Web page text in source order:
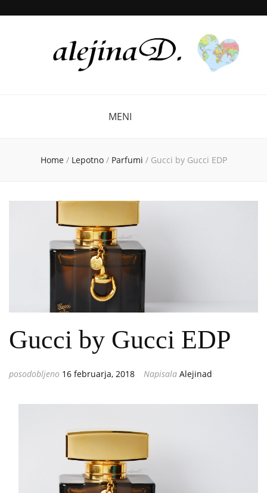
MENI
Home / Lepotno / Parfumi / Gucci by Gucci EDP
Gucci by Gucci EDP
Napisala Alejinad
posodobljeno 16 februarja, 2018